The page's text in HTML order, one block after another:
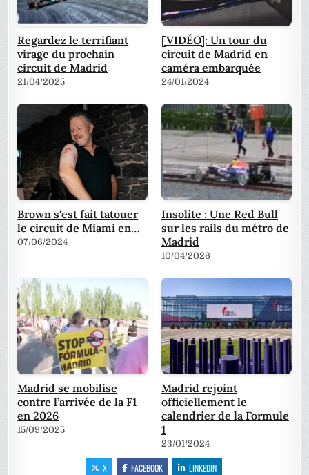
Regardez le terrifiant
virage du prochain
circuit de Madrid
21/04/2025
[VIDÉO]: Un tour du
circuit de Madrid en
caméra embarquée
24/01/2024
Brown s'est fait tatouer
le circuit de Miami en…
07/06/2024
Insolite : Une Red Bull
sur les rails du métro de
Madrid
10/04/2026
Madrid se mobilise
contre l’arrivée de la F1
en 2026
15/09/2025
Madrid rejoint
officiellement le
calendrier de la Formule
1
23/01/2024
X FACEBOOK LINKEDIN